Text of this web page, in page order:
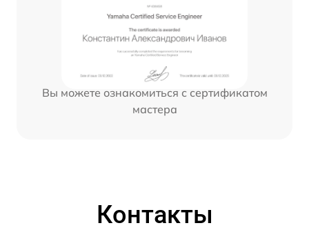
Вы можете ознакомиться с сертификатом
мастера
Контакты